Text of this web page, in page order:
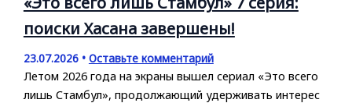
поиски Хасана завершены!
23.07.2026 • Оставьте комментарий
Летом 2026 года на экраны вышел сериал «Это всего
лишь Стамбул», продолжающий удерживать интерес